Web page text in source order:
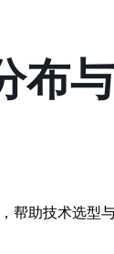
布
帮助技术选型